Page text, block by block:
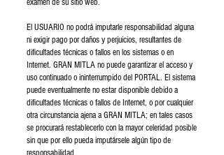
examen de su sitio web.
El USUARIO no podrá imputarle responsabilidad alguna
ni exigir pago por daños y perjuicios, resultantes de
dificultades técnicas o fallos en los sistemas o en
Internet. GRAN MITLA no puede garantizar el acceso y
uso continuado o ininterrumpido del PORTAL. El sistema
puede eventualmente no estar disponible debido a
dificultades técnicas o fallos de Internet, o por cualquier
otra circunstancia ajena a GRAN MITLA; en tales casos
se procurará restablecerlo con la mayor celeridad posible
sin que por ello pueda imputársele algún tipo de
responsabilidad.